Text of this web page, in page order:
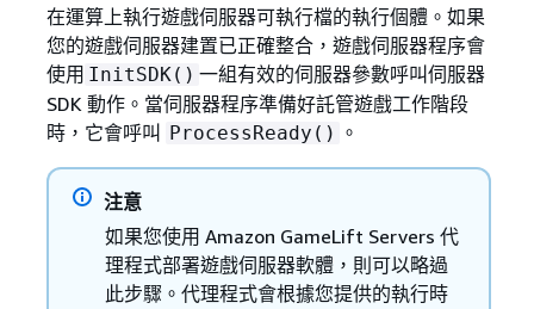
在運算上執行遊戲伺服器可執行檔的執行個體。如果
您的遊戲伺服器建置已正確整合，遊戲伺服器程序會
使用 InitSDK() 一組有效的伺服器參數呼叫伺服器
SDK 動作。當伺服器程序準備好託管遊戲工作階段
時，它會呼叫
ProcessReady() 。
注意
如果您使用 Amazon GameLift Servers 代
理程式部署遊戲伺服器軟體，則可以略過
此步驟。代理程式會根據您提供的執行時